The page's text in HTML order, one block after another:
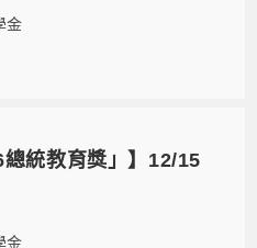
金
統教育獎」】12/15
金